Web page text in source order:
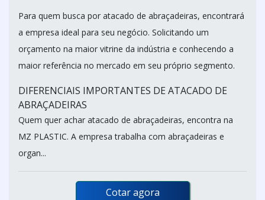
Para quem busca por atacado de abraçadeiras, encontrará
a empresa ideal para seu negócio. Solicitando um
orçamento na maior vitrine da indústria e conhecendo a
maior referência no mercado em seu próprio segmento.
DIFERENCIAIS IMPORTANTES DE ATACADO DE
ABRAÇADEIRAS
Quem quer achar atacado de abraçadeiras, encontra na
MZ PLASTIC. A empresa trabalha com abraçadeiras e
organ...
Cotar agora